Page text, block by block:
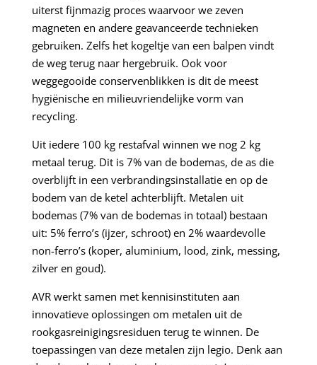
uiterst fijnmazig proces waarvoor we zeven
magneten en andere geavanceerde technieken
gebruiken. Zelfs het kogeltje van een balpen vindt
de weg terug naar hergebruik. Ook voor
weggegooide conservenblikken is dit de meest
hygiënische en milieuvriendelijke vorm van
recycling.
Uit iedere 100 kg restafval winnen we nog 2 kg
metaal terug. Dit is 7% van de bodemas, de as die
overblijft in een verbrandingsinstallatie en op de
bodem van de ketel achterblijft. Metalen uit
bodemas (7% van de bodemas in totaal) bestaan
uit: 5% ferro’s (ijzer, schroot) en 2% waardevolle
non-ferro’s (koper, aluminium, lood, zink, messing,
zilver en goud).
AVR werkt samen met kennisinstituten aan
innovatieve oplossingen om metalen uit de
rookgasreinigingsresiduen terug te winnen. De
toepassingen van deze metalen zijn legio. Denk aan